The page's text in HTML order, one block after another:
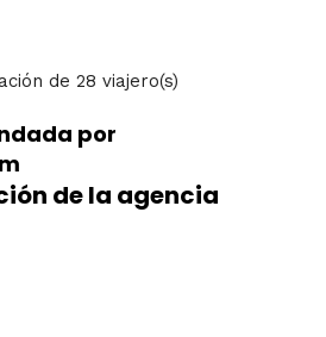
de 28 viajero(s)
por
de la agencia